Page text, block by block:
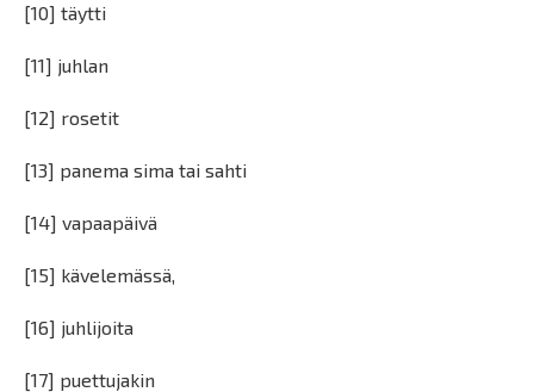
[10] täytti
[11] juhlan
[12] rosetit
[13] panema sima tai sahti
[14] vapaapäivä
[15] kävelemässä,
[16] juhlijoita
[17] puettujakin